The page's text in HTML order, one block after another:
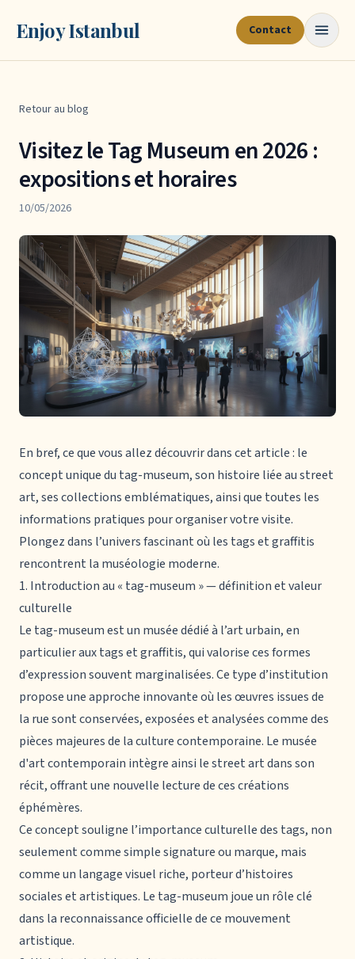
Enjoy Istanbul Contact
Retour au blog
Visitez le Tag Museum en 2026 :
expositions et horaires
10/05/2026
En bref, ce que vous allez découvrir dans cet article : le
concept unique du tag-museum, son histoire liée au street
art, ses collections emblématiques, ainsi que toutes les
informations pratiques pour organiser votre visite.
Plongez dans l’univers fascinant où les tags et graffitis
rencontrent la muséologie moderne.
1. Introduction au « tag-museum » — définition et valeur
culturelle
Le tag-museumest un musée dédié à l’art urbain, en
particulier aux tags et graffitis, qui valorise ces formes
d’expression souvent marginalisées. Ce type d’institution
propose une approche innovante où les œuvres issues de
la rue sont conservées, exposées et analysées comme des
pièces majeures de la culture contemporaine. Le musée
d'art contemporain intègre ainsi le street art dans son
récit, offrant une nouvelle lecture de ces créations
éphémères.
Ce concept souligne l’importance culturelle des tags, non
seulement comme simple signature ou marque, mais
comme un langage visuel riche, porteur d’histoires
sociales et artistiques. Le tag-museum joue un rôle clé
dans la reconnaissance officielle de ce mouvement
artistique.